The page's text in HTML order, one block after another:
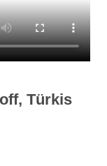
Türkis